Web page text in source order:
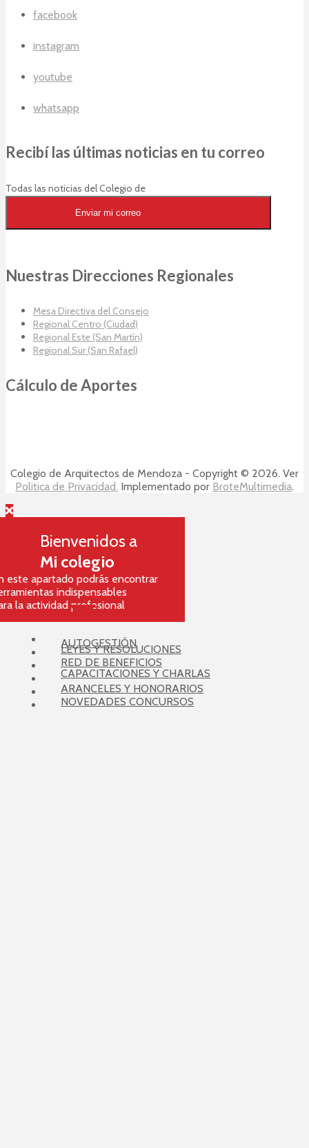
facebook
instagram
youtube
whatsapp
Recibí las últimas noticias en tu correo
Todas las noticias del Colegio de
Arquitectos en tu casilla de correos
Enviar mi correo
Nuestras Direcciones Regionales
Mesa Directiva del Consejo
Regional Centro (Ciudad)
Regional Este (San Martín)
Regional Sur (San Rafael)
Cálculo de Aportes
Colegio de Arquitectos de Mendoza - Copyright © 2026. Ver
Politica de Privacidad. Implementado por BroteMultimedia.
Bienvenidos a
Mi colegio
este apartado podrás encontrar
indispensables
la actividad profesional
AUTOGESTIÓN
LEYES Y RESOLUCIONES
RED DE BENEFICIOS
CAPACITACIONES Y CHARLAS
ARANCELES Y HONORARIOS
NOVEDADES CONCURSOS